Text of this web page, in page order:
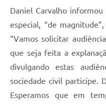
Daniel Carvalho
especial, “de
“Vamos solicitar
que seja feita a
divulgando estas
sociedade civil participe.
Esperamos que em